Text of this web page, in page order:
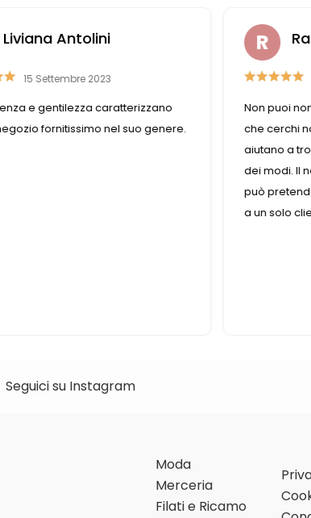
Raffaella Casadei
26 Luglio 2019
Non puoi non trovare ciò che cerchi. Se ciò
che cerchi non è disponibile, le commesse
dei modi. Il negozio è sempre pieno e non si
può pretendere che dedicano tutto il tempo
Seguici su Instagram
Moda
Merceria
Filati e Ricamo